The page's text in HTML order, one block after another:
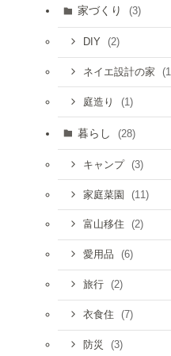
家づくり (3)
DIY (2)
ネイエ設計の家
庭造り (1)
暮らし (28)
キャンプ (3)
家庭菜園 (11)
富山移住 (2)
愛用品 (6)
旅行 (2)
衣食住 (7)
防災 (3)